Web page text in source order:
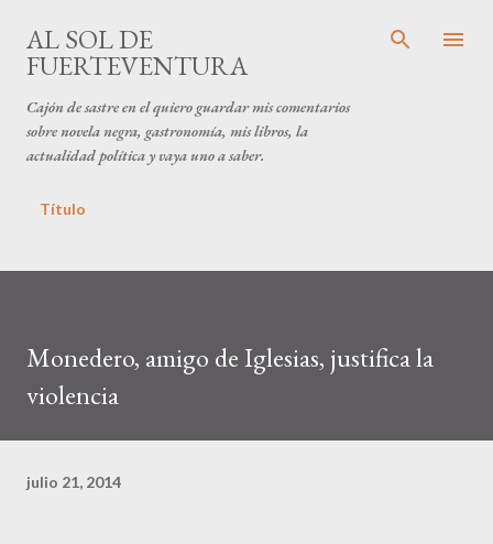
AL SOL DE
FUERTEVENTURA
Cajón de sastre en el quiero guardar mis comentarios
sobre novela negra, gastronomía, mis libros, la
actualidad política y vaya uno a saber.
Título
Monedero, amigo de Iglesias, justifica la
violencia
julio 21, 2014